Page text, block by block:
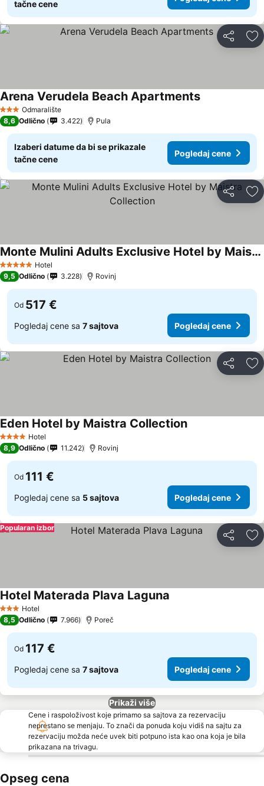
tačne cene
Deli
3 ZvezdiceOdmaralište
Arena Verudela Beach Apartments
8,6 Odlično 3.422 Pula
Izaberi datume da bi se prikazale
tačne cene
Pogledaj cene
Deli
5 ZvezdiceHotel
Monte Mulini Adults Exclusive Hotel by Maistra Collection
9,5 Odlično 3.228 Rovinj
Od 517 €
Pogledaj cene sa 7 sajtova Pogledaj cene
Deli
4 ZvezdiceHotel
Eden Hotel by Maistra Collection
8,9 Odlično 11.242 Rovinj
Od 111 €
Pogledaj cene sa 5 sajtova Pogledaj cene
Deli
Popularan izbor
3 Zvezdice
Hotel
Hotel Materada Plava Laguna
8,5 Odlično 7.966 Poreč
Od 117 €
Pogledaj cene sa 7 sajtova Pogledaj cene
Prikaži više
Cene i raspoloživost koje primamo sa sajtova za rezervaciju
neprestano se menjaju. To znači da ponuda koju vidiš na sajtu za
rezervaciju možda neće uvek biti potpuno ista kao ona koja je bila
prikazana na trivagu.
Opseg cena